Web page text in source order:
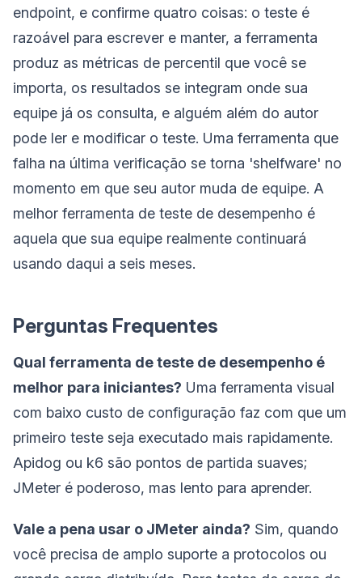
endpoint, e confirme quatro coisas: o teste é
razoável para escrever e manter, a ferramenta
produz as métricas de percentil que você se
importa, os resultados se integram onde sua
equipe já os consulta, e alguém além do autor
pode ler e modificar o teste. Uma ferramenta que
falha na última verificação se torna 'shelfware' no
momento em que seu autor muda de equipe. A
melhor ferramenta de teste de desempenho é
aquela que sua equipe realmente continuará
usando daqui a seis meses.
Perguntas Frequentes
Qual ferramenta de teste de desempenho é
melhor para iniciantes? Uma ferramenta visual
com baixo custo de configuração faz com que um
primeiro teste seja executado mais rapidamente.
Apidog ou k6 são pontos de partida suaves;
JMeter é poderoso, mas lento para aprender.
Vale a pena usar o JMeter ainda? Sim, quando
você precisa de amplo suporte a protocolos ou